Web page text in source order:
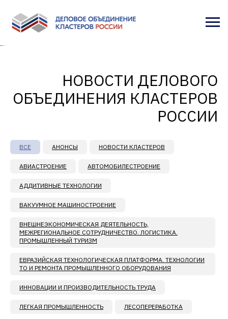
НОВОСТИ ДЕЛОВОГО
ОБЪЕДИНЕНИЯ КЛАСТЕРОВ
РОССИИ
ВСЕ АНОНСЫ НОВОСТИ КЛАСТЕРОВ
АВИАСТРОЕНИЕ АВТОМОБИЛЕСТРОЕНИЕ
АДДИТИВНЫЕ ТЕХНОЛОГИИ
ВАКУУМНОЕ МАШИНОСТРОЕНИЕ
ВНЕШНЕЭКОНОМИЧЕСКАЯ ДЕЯТЕЛЬНОСТЬ,
МЕЖРЕГИОНАЛЬНОЕ СОТРУДНИЧЕСТВО. ЛОГИСТИКА.
ПРОМЫШЛЕННЫЙ ТУРИЗМ
ЕВРАЗИЙСКАЯ ТЕХНОЛОГИЧЕСКАЯ ПЛАТФОРМА. ТЕХНОЛОГИИ
ТО И РЕМОНТА ПРОМЫШЛЕННОГО ОБОРУДОВАНИЯ
ИННОВАЦИИ И ПРОИЗВОДИТЕЛЬНОСТЬ ТРУДА
ЛЕГКАЯ ПРОМЫШЛЕННОСТЬ ЛЕСОПЕРЕРАБОТКА